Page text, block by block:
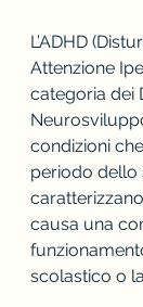
L’ADHD
Attenzione
categoria dei
condizioni
periodo dello
causa una
scolastico o